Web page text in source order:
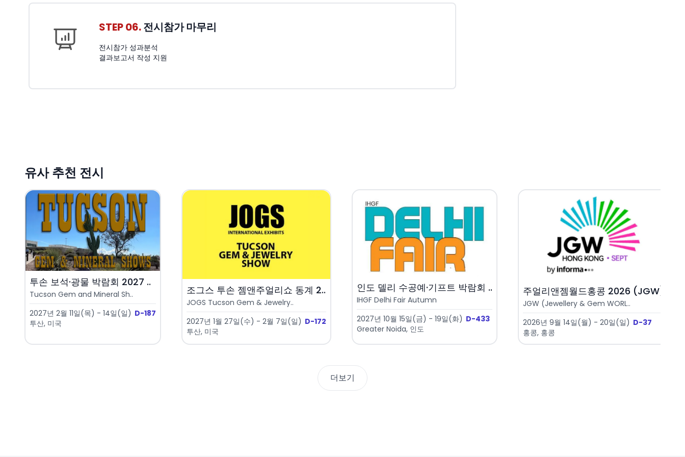
STEP 06.전시참가 마무리
전시참가 성과분석
결과보고서 작성 지원
유사 추천 전시
투손 보석·광물 박람회 2027 ..
Tucson Gem and Mineral Sh..
2027년 2월 11일(목) - 14일(일) D-187
투산, 미국
조그스 투손 젬앤주얼리쇼 동계 2..
JOGS Tucson Gem & Jewelry..
2027년 1월 27일(수) - 2월 7일(일) D-172
투산, 미국
인도 델리 수공예·기프트 박람회 ..
IHGF Delhi Fair Autumn
2027년 10월 15일(금) - 19일(화) D-433
Greater Noida, 인도
주얼리앤젬월드홍콩 2026 (JGW)
JGW (Jewellery & Gem WORL..
2026년 9월 14일(월) - 20일(일) D-37
홍콩, 홍콩
더보기